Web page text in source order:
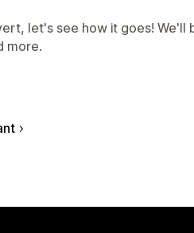
let's see how it goes! We'll
more.